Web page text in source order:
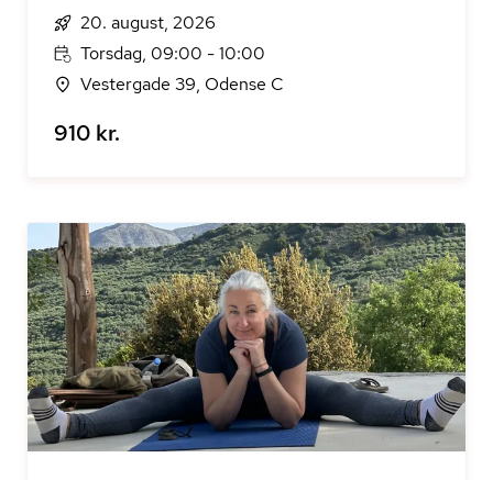
20. august, 2026
Torsdag, 09:00 - 10:00
Vestergade 39, Odense C
910 kr.